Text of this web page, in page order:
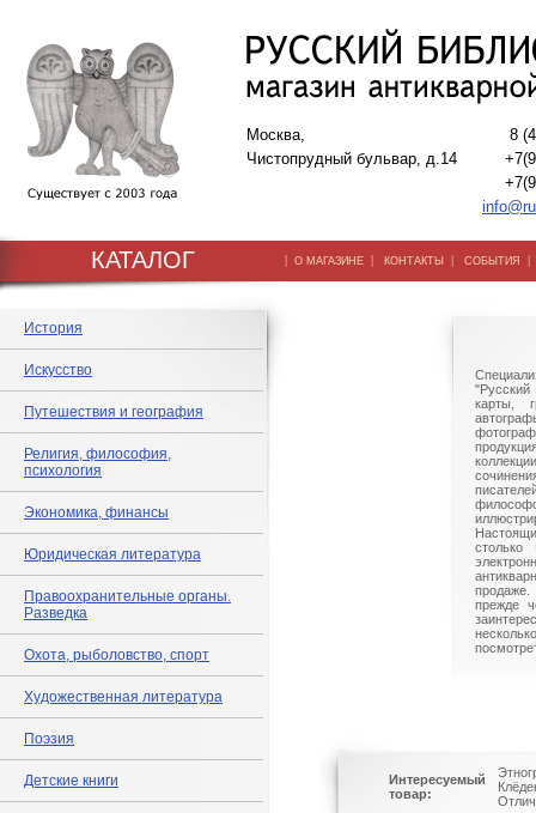
Москва,
Чистопрудный бульвар, д.14
8
КАТАЛОГ | О МАГАЗИНЕ | КОНТАКТЫ | СОБЫТИЯ
История
Искусство
Путешествия и география
Религия, философия,
психология
Экономика, финансы
Юридическая литература
Правоохранительные органы.
Разведка
Охота, рыболовство, спорт
Художественная литература
Поэзия
Детские книги
"Русский
карты,
столько
прежде
Интересуемый
товар: